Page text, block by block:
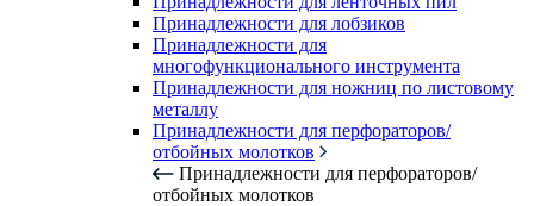
Принадлежности для лобзиков
Принадлежности для
многофункционального инструмента
Принадлежности для ножниц по листовому
металлу
Принадлежности для перфораторов/
отбойных молотков
Принадлежности для перфораторов/
отбойных молотков